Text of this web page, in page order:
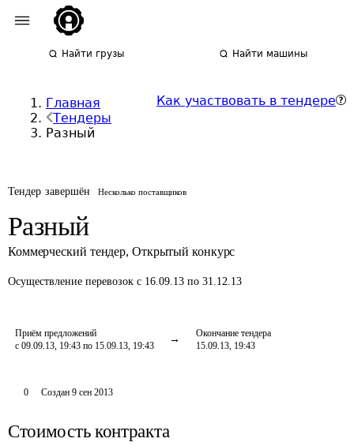
Найти грузы Найти машины
Главная
Тендеры
Разный
Как участвовать в тендере
Тендер завершён Несколько поставщиков
Разный
Коммерческий тендер, Открытый конкурс
Осуществление перевозок с 16.09.13 по 31.12.13
Приём предложений
с 09.09.13, 19:43 по 15.09.13, 19:43
Окончание тендера
15.09.13, 19:43
0 Создан 9 сен 2013
Стоимость контракта